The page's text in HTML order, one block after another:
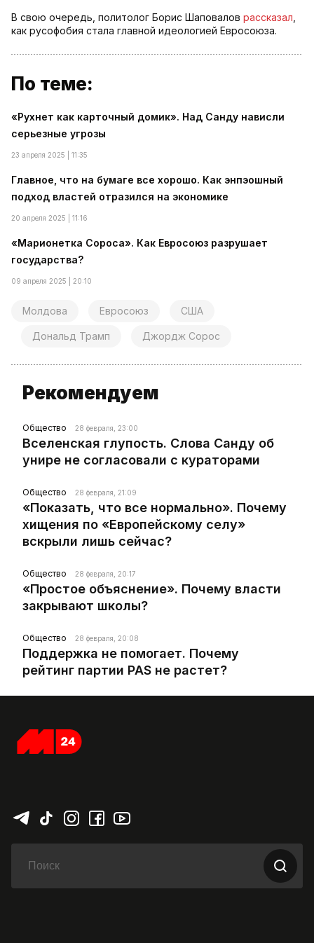
В свою очередь, политолог Борис Шаповалов рассказал
как русофобия стала главной идеологией Евросоюза.
По теме:
«Рухнет как карточный домик». Над Санду нависли
серьезные угрозы
23 апреля 2025 | 11:35
Главное, что на бумаге все хорошо. Как энпэошный
подход властей отразился на экономике
20 апреля 2025 | 11:16
«Марионетка Сороса». Как Евросоюз разрушает
государства?
09 апреля 2025 | 20:10
Молдова Евросоюз США
Дональд Трамп Джордж Сорос
Рекомендуем
Общество 28 февраля, 23:00
Вселенская глупость. Слова Санду об
унире не согласовали с кураторами
Общество 28 февраля, 21:09
«Показать, что все нормально». Почему
хищения по «Европейскому селу»
вскрыли лишь сейчас?
Общество 28 февраля, 20:17
«Простое объяснение». Почему власти
закрывают школы?
Общество 28 февраля, 20:08
Поддержка не помогает. Почему
рейтинг партии PAS не растет?